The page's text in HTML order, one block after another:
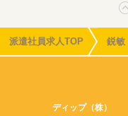
派遣社員求人TOP 鋭
ディップ（株）